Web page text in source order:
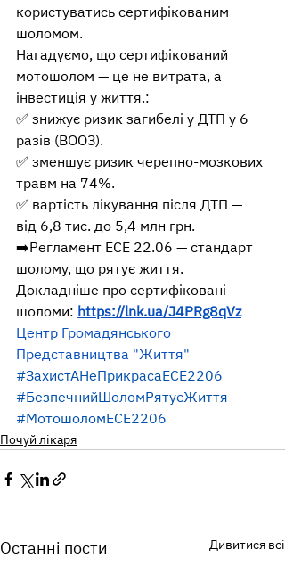
користуватись сертифікованим
шоломом.
Нагадуємо, що сертифікований
мотошолом — це не витрата, а
інвестиція у життя.:
✅ знижує ризик загибелі у ДТП у 6
разів (ВООЗ).
✅ зменшує ризик черепно-мозкових
травм на 74%.
✅ вартість лікування після ДТП —
від 6,8 тис. до 5,4 млн грн.
➡️Регламент ECE 22.06 — стандарт
шолому, що рятує життя.
Докладніше про сертифіковані
шоломи: https://lnk.ua/J4PRg8qVz
Центр Громадянського
Представництва "Життя"
#ЗахистАНеПрикрасаECE2206
#БезпечнийШоломРятуєЖиття
#МотошоломECE2206
Почуй лікаря
Останні пости Дивитися всі